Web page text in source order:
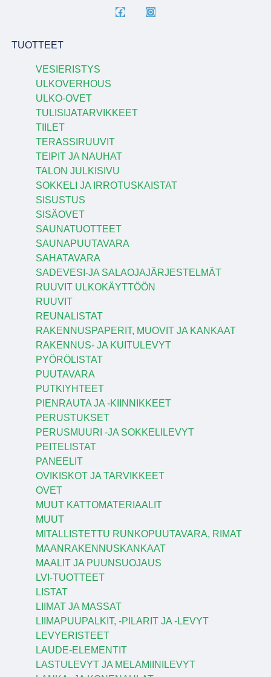
TUOTTEET
VESIERISTYS
ULKOVERHOUS
ULKO-OVET
TULISIJATARVIKKEET
TIILET
TERASSIRUUVIT
TEIPIT JA NAUHAT
TALON JULKISIVU
SOKKELI JA IRROTUSKAISTAT
SISUSTUS
SISÄOVET
SAUNATUOTTEET
SAUNAPUUTAVARA
SAHATAVARA
SADEVESI-JA SALAOJAJÄRJESTELMÄT
RUUVIT ULKOKÄYTTÖÖN
RUUVIT
REUNALISTAT
RAKENNUSPAPERIT, MUOVIT JA KANKAAT
RAKENNUS- JA KUITULEVYT
PYÖRÖLISTAT
PUUTAVARA
PUTKIYHTEET
PIENRAUTA JA -KIINNIKKEET
PERUSTUKSET
PERUSMUURI -JA SOKKELILEVYT
PEITELISTAT
PANEELIT
OVIKISKOT JA TARVIKKEET
OVET
MUUT KATTOMATERIAALIT
MUUT
MITALLISTETTU RUNKOPUUTAVARA, RIMAT
MAANRAKENNUSKANKAAT
MAALIT JA PUUNSUOJAUS
LVI-TUOTTEET
LISTAT
LIIMAT JA MASSAT
LIIMAPUUPALKIT, -PILARIT JA -LEVYT
LEVYERISTEET
LAUDE-ELEMENTIT
LASTULEVYT JA MELAMIINILEVYT